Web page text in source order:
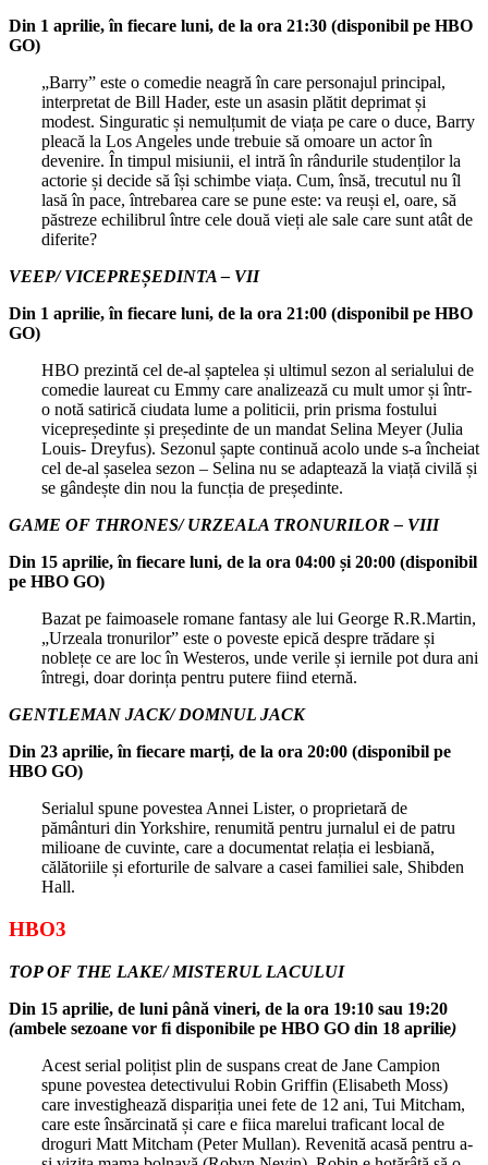
Din 1 aprilie, în fiecare luni, de la ora 21:30 (disponibil pe HBO
GO)
„Barry” este o comedie neagră în care personajul principal,
interpretat de Bill Hader, este un asasin plătit deprimat și
modest. Singuratic și nemulțumit de viața pe care o duce, Barry
pleacă la Los Angeles unde trebuie să omoare un actor în
devenire. În timpul misiunii, el intră în rândurile studenților la
actorie și decide să își schimbe viața. Cum, însă, trecutul nu îl
lasă în pace, întrebarea care se pune este: va reuși el, oare, să
păstreze echilibrul între cele două vieți ale sale care sunt atât de
diferite?
VEEP/ VICEPREȘEDINTA – VII
Din 1 aprilie, în fiecare luni, de la ora 21:00 (disponibil pe HBO
GO)
HBO prezintă cel de-al șaptelea și ultimul sezon al serialului de
comedie laureat cu Emmy care analizează cu mult umor și într-
o notă satirică ciudata lume a politicii, prin prisma fostului
vicepreședinte și președinte de un mandat Selina Meyer (Julia
Louis- Dreyfus). Sezonul șapte continuă acolo unde s-a încheiat
cel de-al șaselea sezon – Selina nu se adaptează la viață civilă și
se gândește din nou la funcția de președinte.
GAME OF THRONES/ URZEALA TRONURILOR – VIII
Din 15 aprilie, în fiecare luni, de la ora 04:00 și 20:00 (disponibil
pe HBO GO)
Bazat pe faimoasele romane fantasy ale lui George R.R.Martin,
„Urzeala tronurilor” este o poveste epică despre trădare și
noblețe ce are loc în Westeros, unde verile și iernile pot dura ani
întregi, doar dorința pentru putere fiind eternă.
GENTLEMAN JACK/ DOMNUL JACK
Din 23 aprilie, în fiecare marți, de la ora 20:00 (disponibil pe
HBO GO)
Serialul spune povestea Annei Lister, o proprietară de
pământuri din Yorkshire, renumită pentru jurnalul ei de patru
milioane de cuvinte, care a documentat relația ei lesbiană,
călătoriile și eforturile de salvare a casei familiei sale, Shibden
Hall.
HBO3
TOP OF THE LAKE/ MISTERUL LACULUI
Din 15 aprilie, de luni până vineri, de la ora 19:10 sau 19:20
(ambele sezoane vor fi disponibile pe HBO GO din 18 aprilie)
Acest serial polițist plin de suspans creat de Jane Campion
spune povestea detectivului Robin Griffin (Elisabeth Moss)
care investighează dispariția unei fete de 12 ani, Tui Mitcham,
care este însărcinată și care e fiica marelui traficant local de
droguri Matt Mitcham (Peter Mullan). Revenită acasă pentru a-